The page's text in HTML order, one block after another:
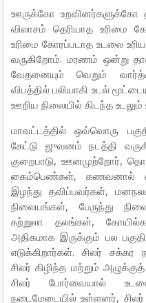
ஊருக்கோ உறவினர்களுக்கோ
விலாசம் தெரியாத உரிமை
உரிமை கோரப்படாத உடலை
வருகிறோம். மரணம் ஒன்று
வேதனையும் வெறும்
விபத்தில் பலியாகி உடல்
ஊறிய நிலையில் கிடந்த உடலும்
மாவட்டத்தில் ஒவ்வொரு
கேட்டு ஜுவனம் நடத்தி
குறைபாடு, ஊனமுற்றோர்,
கைம்பெண்கள், கணவனால்
இழந்து தவிப்பவர்கள்,
நிலையங்கள், பேருந்து
சுற்றுலா தலங்கள்,
அதிகமாக இருக்கும் பல
எடுக்கிறார்கள். சிலர் சக்கர
சிலர் கிழிந்த மற்றும்
சிலர் போர்வையால்
நடைமேடையில் உள்ளனர்,